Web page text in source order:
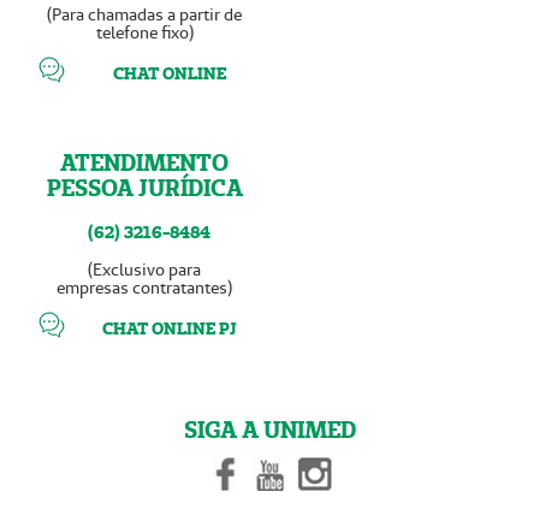
(Para chamadas a partir de
telefone fixo)
CHAT ONLINE
ATENDIMENTO
PESSOA JURÍDICA
(62) 3216-8484
(Exclusivo para
empresas contratantes)
CHAT ONLINE PJ
SIGA A UNIMED